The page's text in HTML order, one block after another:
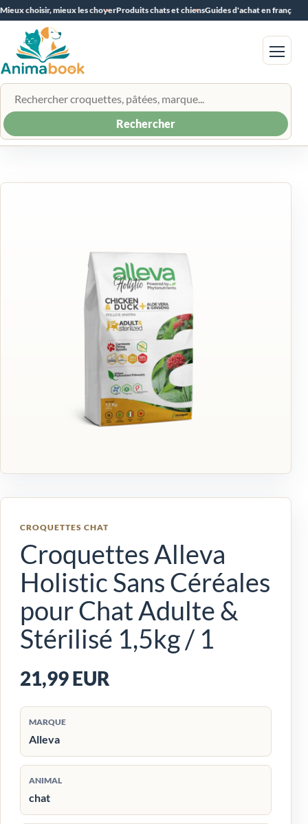
Mieux choisir, mieux les choyerProduits chats et chiensGuides d'achat en français
Rechercher un produit
Rechercher
Menu
CROQUETTES CHAT
Croquettes Alleva
Holistic Sans Céréales
pour Chat Adulte &
Stérilisé 1,5kg / 1
21,99 EUR
MARQUE
Alleva
ANIMAL
chat